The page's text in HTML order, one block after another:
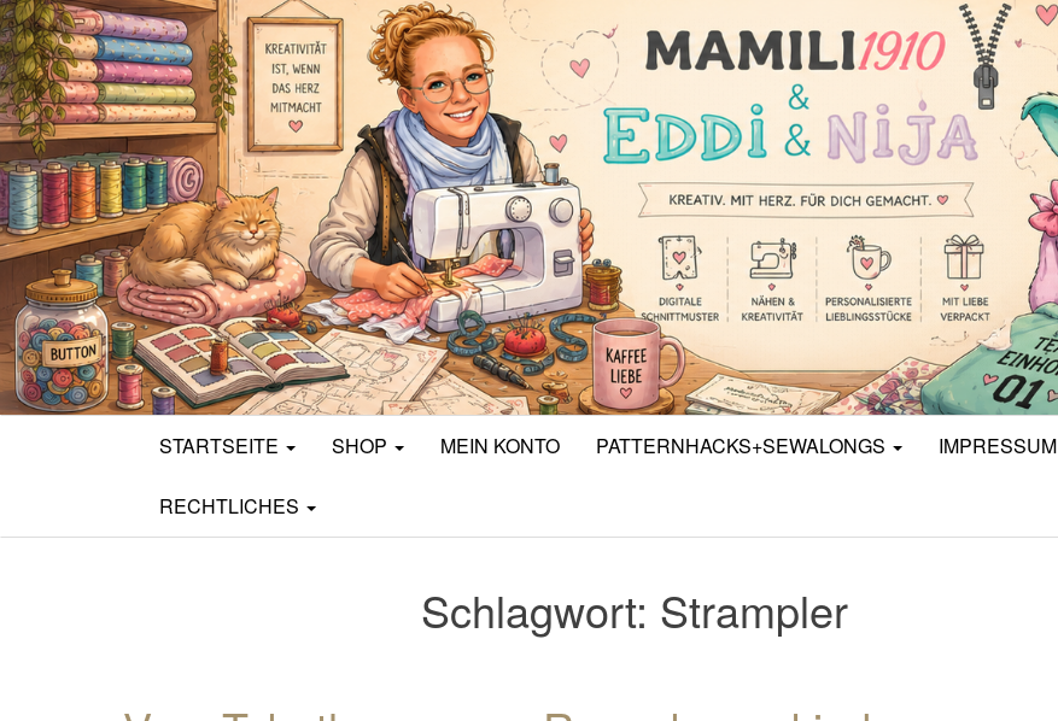
Mamili1910
STARTSEITE SHOP MEIN KONTO PATTERNHACKS+SEWALONGS IMPRESSUM
RECHTLICHES
Schlagwort: Strampler